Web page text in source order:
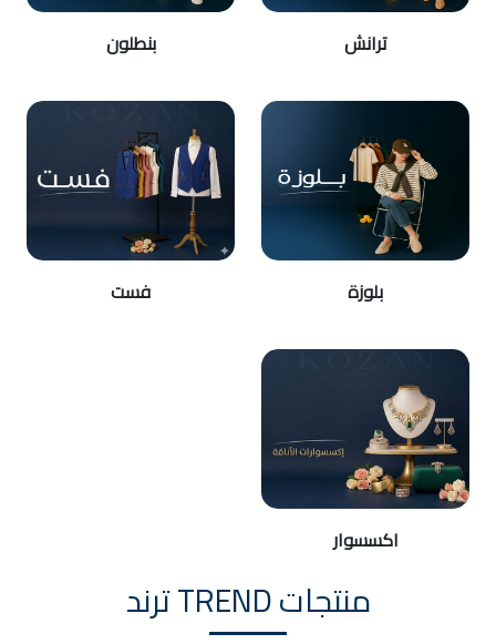
ترانش بنطلون
بلوزة فست
اكسسوار
منتجات TREND ترند